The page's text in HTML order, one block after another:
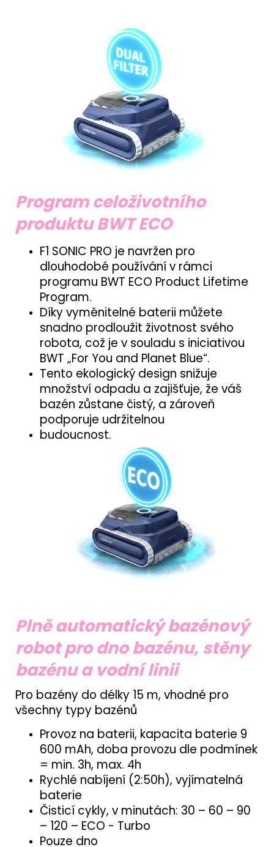
Program celoživotního
produktu BWT ECO
F1 SONIC PRO je navržen pro
dlouhodobé používání v rámci
programu BWT ECO Product Lifetime
Program.
Díky vyměnitelné baterii můžete
snadno prodloužit životnost svého
robota, což je v souladu s iniciativou
BWT „For You and Planet Blue“.
Tento ekologický design snižuje
množství odpadu a zajišťuje, že váš
bazén zůstane čistý, a zároveň
podporuje udržitelnou
budoucnost.
Plně automatický bazénový
robot pro dno bazénu, stěny
bazénu a vodní linii
Pro bazény do délky 15 m, vhodné pro
všechny typy bazénů
Provoz na baterii, kapacita baterie 9
600 mAh, doba provozu dle podmínek
= min. 3h, max. 4h
Rychlé nabíjení (2:50h), vyjímatelná
baterie
Čisticí cykly, v minutách: 30 – 60 – 90
– 120 – ECO - Turbo
Pouze dno